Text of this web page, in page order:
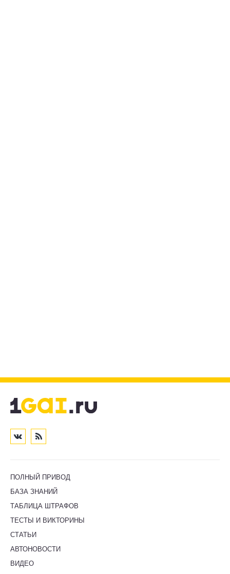
ПОЛНЫЙ ПРИВОД
БАЗА ЗНАНИЙ
ТАБЛИЦА ШТРАФОВ
ТЕСТЫ И ВИКТОРИНЫ
СТАТЬИ
АВТОНОВОСТИ
ВИДЕО